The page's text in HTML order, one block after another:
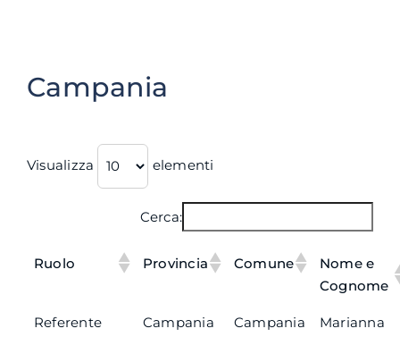
Campania
Visualizza elementi
Cerca:
Ruolo Provincia Comune
Nome e
Cognome
Referente
Campania Campania
Marianna